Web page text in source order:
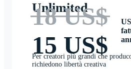
Unlimited
18 US$
15 US$
Per creatori più grandi che
richiedono libertà creativa